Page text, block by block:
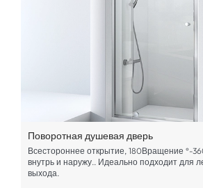
Поворотная душевая дверь
Всестороннее открытие, 180Вращение °-
внутрь и наружу.. Идеально подходит для
выхода.